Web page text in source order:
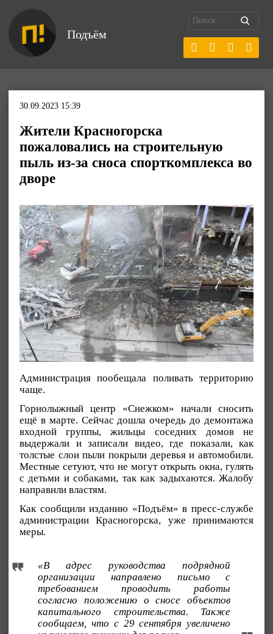
Подъём
30.09.2023 15:39
Жители Красногорска
пожаловались на строительную
пыль из-за сноса спорткомплекса во
дворе
Администрация пообещала поливать территорию
чаще.
Горнолыжный центр «Снежком» начали сносить
ещё в марте. Сейчас дошла очередь до демонтажа
входной группы, жильцы соседних домов не
выдержали и записали видео, где показали, как
толстые слои пыли покрыли деревья и автомобили.
Местные сетуют, что не могут открыть окна, гулять
с детьми и собаками, так как задыхаются. Жалобу
направили властям.
Как сообщили изданию «Подъём» в пресс-службе
администрации Красногорска, уже принимаются
меры.
«В адрес руководства подрядной
организации направлено письмо с
требованием проводить работы
согласно положению о сносе объектов
капитального строительства. Также
сообщаем, что с 29 сентября увеличено